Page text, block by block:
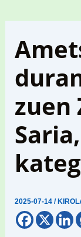
zuen
2025-07-14/